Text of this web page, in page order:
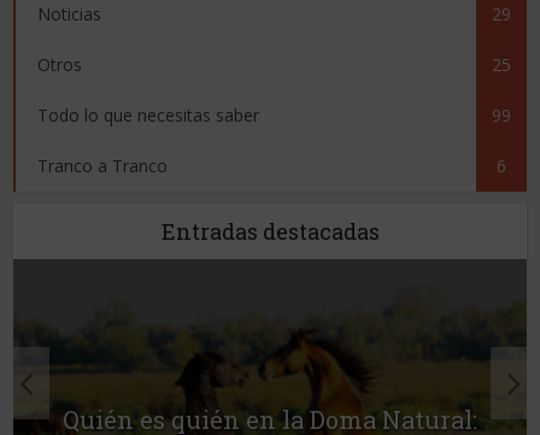
Noticias 29
Otros 25
Todo lo que necesitas saber 99
Tranco a Tranco 6
Entradas destacadas
Quién es quién en la Doma Natural: